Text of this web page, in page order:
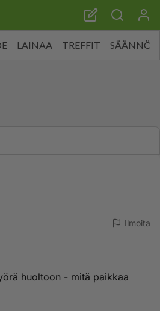
LAINAA TREFFIT SÄÄNNÖT
Ilmoita
huoltoon - mitä paikkaa